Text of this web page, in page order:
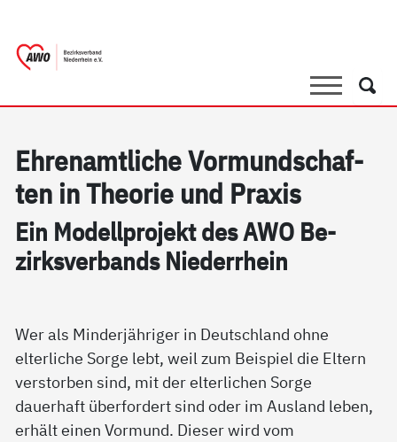
SucheSuche
Eh­renamt­li­che Vor­mund­schaf­
ten in The­o­rie und Pra­xis
Ein Mo­dell­pro­jekt des AWO Be­
zirks­ver­bands Nie­der­r­hein
Wer als Minderjähriger in Deutschland ohne
elterliche Sorge lebt, weil zum Beispiel die Eltern
verstorben sind, mit der elterlichen Sorge
dauerhaft überfordert sind oder im Ausland leben,
erhält einen Vormund. Dieser wird vom